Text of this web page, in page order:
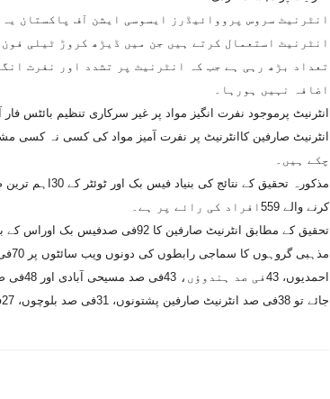
انٹرنیٹ سروس پرووائیڈرز ایسوسی ایشن آف پاکستان
انٹرنیٹ استعمال کرتے ہیں جن میں ڈیڑھ کروڑ ٹیلی
تعداد بڑھ رہی ہے جب کہ انٹرنیٹ پر تشدد اور نفرت
اضافہ نہیں ہورہا۔
چکے ہیں۔
مذکورہ تحقیق
کرنے والے 559افراد کی رائے پر ہے۔
تحقیق کے مطابق انٹرنیٹ صارفین کا 92فی صدفیس بک اوراس کے بعد ٹوئٹر پر نفرت انگیز مواد سے واسطہ پڑا۔
جائے تو 38فی صد انٹرنیٹ صارفین پشتونوں، 31فی صد بلوچوں، 27فی صد پنجابیوں اور 23فی صد سندھیوں کے خلاف ہیں۔